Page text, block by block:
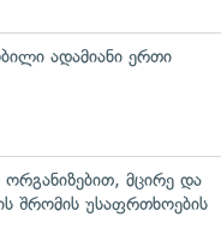
ადამიანი ერთი
მცირე და
შრომის უსაფრთხოების